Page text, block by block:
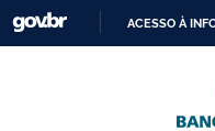
Skip to main content
ACESSO À